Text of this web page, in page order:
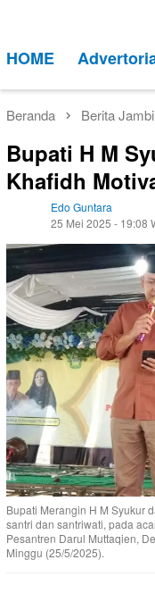
kontenMobile
HOME
Beranda Berita Jambi
Bupati H M
Khafidh
Edo Guntara
25 Mei 2025 - 19:08
Bupati Merangin H M Syukur
santri dan santriwati, pada
Pesantren Darul Muttaqien,
Minggu (25/5/2025).